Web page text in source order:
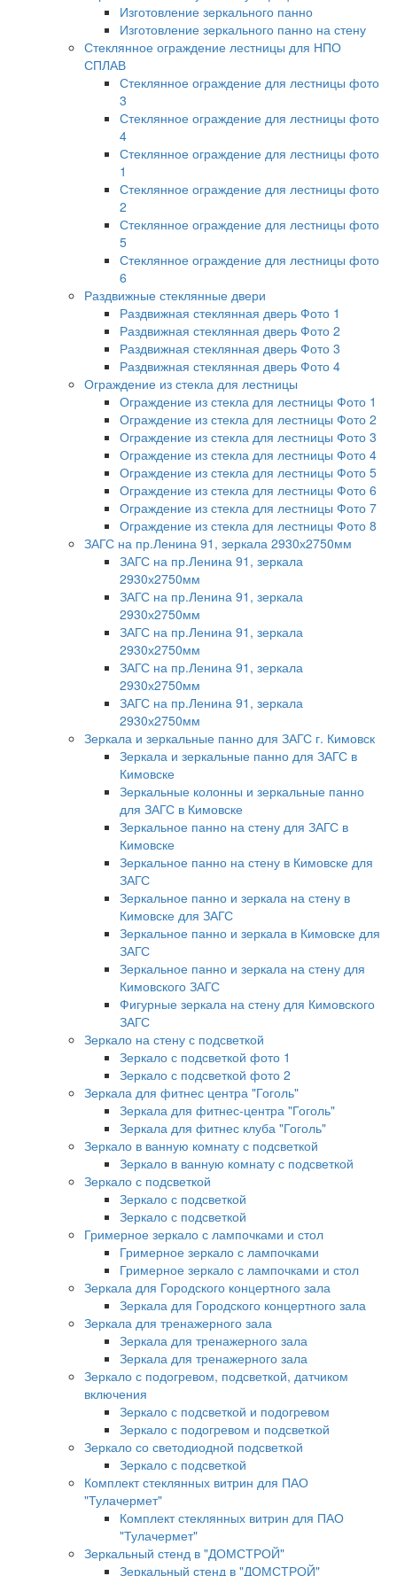
Изготовление зеркального панно
Изготовление зеркального панно на стену
Стеклянное ограждение лестницы для НПО
СПЛАВ
Стеклянное ограждение для лестницы фото
3
Стеклянное ограждение для лестницы фото
4
Стеклянное ограждение для лестницы фото
1
Стеклянное ограждение для лестницы фото
2
Стеклянное ограждение для лестницы фото
5
Стеклянное ограждение для лестницы фото
6
Раздвижные стеклянные двери
Раздвижная стеклянная дверь Фото 1
Раздвижная стеклянная дверь Фото 2
Раздвижная стеклянная дверь Фото 3
Раздвижная стеклянная дверь Фото 4
Ограждение из стекла для лестницы
Ограждение из стекла для лестницы Фото 1
Ограждение из стекла для лестницы Фото 2
Ограждение из стекла для лестницы Фото 3
Ограждение из стекла для лестницы Фото 4
Ограждение из стекла для лестницы Фото 5
Ограждение из стекла для лестницы Фото 6
Ограждение из стекла для лестницы Фото 7
Ограждение из стекла для лестницы Фото 8
ЗАГС на пр.Ленина 91, зеркала 2930х2750мм
ЗАГС на пр.Ленина 91, зеркала
2930х2750мм
ЗАГС на пр.Ленина 91, зеркала
2930х2750мм
ЗАГС на пр.Ленина 91, зеркала
2930х2750мм
ЗАГС на пр.Ленина 91, зеркала
2930х2750мм
ЗАГС на пр.Ленина 91, зеркала
2930х2750мм
Зеркала и зеркальные панно для ЗАГС г. Кимовск
Зеркала и зеркальные панно для ЗАГС в
Кимовске
Зеркальные колонны и зеркальные панно
для ЗАГС в Кимовске
Зеркальное панно на стену для ЗАГС в
Кимовске
Зеркальное панно на стену в Кимовске для
ЗАГС
Зеркальное панно и зеркала на стену в
Кимовске для ЗАГС
Зеркальное панно и зеркала в Кимовске для
ЗАГС
Зеркальное панно и зеркала на стену для
Кимовского ЗАГС
Фигурные зеркала на стену для Кимовского
ЗАГС
Зеркало на стену с подсветкой
Зеркало с подсветкой фото 1
Зеркало с подсветкой фото 2
Зеркала для фитнес центра "Гоголь"
Зеркала для фитнес-центра "Гоголь"
Зеркала для фитнес клуба "Гоголь"
Зеркало в ванную комнату с подсветкой
Зеркало в ванную комнату с подсветкой
Зеркало с подсветкой
Зеркало с подсветкой
Зеркало с подсветкой
Гримерное зеркало с лампочками и стол
Гримерное зеркало с лампочками
Гримерное зеркало с лампочками и стол
Зеркала для Городского концертного зала
Зеркала для Городского концертного зала
Зеркала для тренажерного зала
Зеркала для тренажерного зала
Зеркала для тренажерного зала
Зеркало с подогревом, подсветкой, датчиком
включения
Зеркало с подсветкой и подогревом
Зеркало с подогревом и подсветкой
Зеркало со светодиодной подсветкой
Зеркало с подсветкой
Комплект стеклянных витрин для ПАО
"Тулачермет"
Комплект стеклянных витрин для ПАО
"Тулачермет"
Зеркальный стенд в "ДОМСТРОЙ"
Зеркальный стенд в "ДОМСТРОЙ"